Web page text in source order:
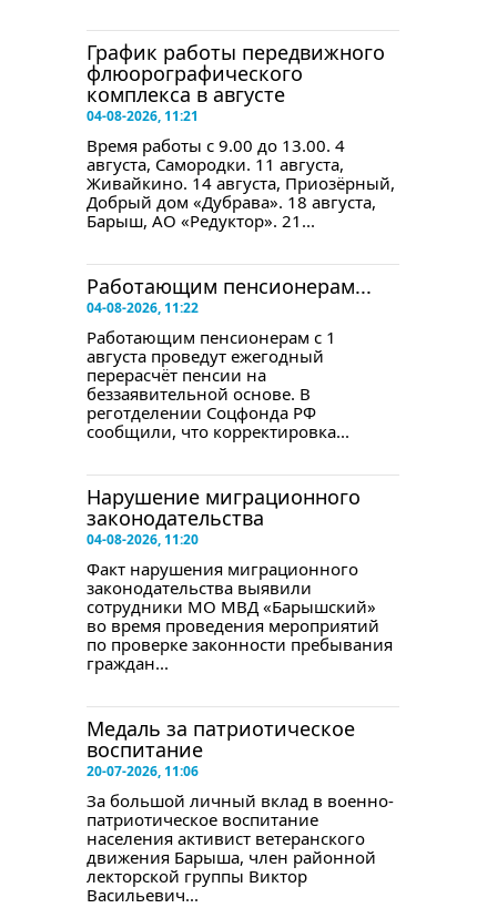
График работы передвижного
флюорографического
комплекса в августе
04-08-2026, 11:21
Время работы с 9.00 до 13.00. 4
августа, Самородки. 11 августа,
Живайкино. 14 августа, Приозёрный,
Добрый дом «Дубрава». 18 августа,
Барыш, АО «Редуктор». 21...
Работающим пенсионерам...
04-08-2026, 11:22
Работающим пенсионерам с 1
августа проведут ежегодный
перерасчёт пенсии на
беззаявительной основе. В
реготделении Соцфонда РФ
сообщили, что корректировка...
Нарушение миграционного
законодательства
04-08-2026, 11:20
Факт нарушения миграционного
законодательства выявили
сотрудники МО МВД «Барышский»
во время проведения мероприятий
по проверке законности пребывания
граждан...
Медаль за патриотическое
воспитание
20-07-2026, 11:06
За большой личный вклад в военно-
патриотическое воспитание
населения активист ветеранского
движения Барыша, член районной
лекторской группы Виктор
Васильевич...